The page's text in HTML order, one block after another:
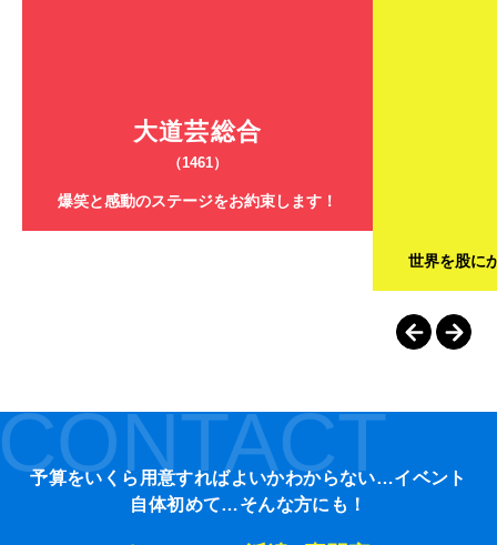
大道芸総合
（1461）
爆笑と感動のステージをお約束します！
世界を股に
予算をいくら用意すればよいかわからない…イベント
自体初めて…そんな方にも！